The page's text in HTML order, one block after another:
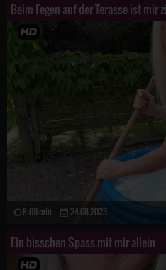
Beim Fegen auf der Terasse ist mir
8:09 min. 24.08.2023
Ein bisschen Spass mit mir allein